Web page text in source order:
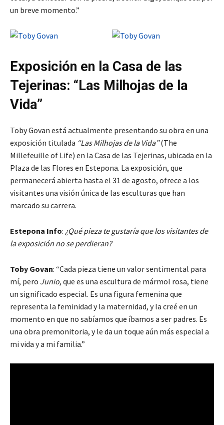
un breve momento.”
Exposición en la Casa de las
Tejerinas: “Las Milhojas de la
Vida”
Toby Govan está actualmente presentando su obra en una
exposición titulada “Las Milhojas de la Vida”(The
Millefeuille of Life) en la Casa de las Tejerinas, ubicada en la
Plaza de las Flores en Estepona. La exposición, que
permanecerá abierta hasta el 31 de agosto, ofrece a los
visitantes una visión única de las esculturas que han
marcado su carrera.
Estepona Info: ¿Qué pieza te gustaría que los visitantes de
la exposición no se perdieran?
Toby Govan: “Cada pieza tiene un valor sentimental para
mí, pero Junio, que es una escultura de mármol rosa, tiene
un significado especial. Es una figura femenina que
representa la feminidad y la maternidad, y la creé en un
momento en que no sabíamos que íbamos a ser padres. Es
una obra premonitoria, y le da un toque aún más especial a
mi vida y a mi familia.”